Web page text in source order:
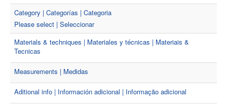
Category | Categorías | Categoria
Please select | Seleccionar
Materials & techniques | Materiales y técnicas | Materiais &
Tecnicas
Measurements | Medidas
Aditional info | Información adicional | Informação adicional